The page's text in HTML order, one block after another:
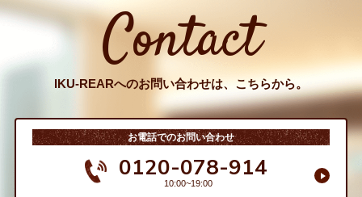
Contact
IKU-REARへのお問い合わせは、こちらから。
お電話でのお問い合わせ
0120-078-914
10:00~19:00